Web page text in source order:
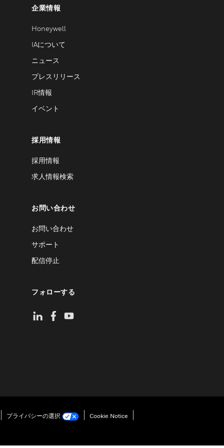
企業情報
Honeywell
IAについて
ニュース
プレスリリース
IR情報
イベント
採用情報
採用情報
求人情報検索
お問い合わせ
お問い合わせ
サポート
配信停止
フォローする
プライバシーの選択
Cookie Notice